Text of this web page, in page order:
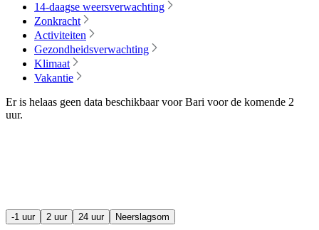
14-daagse weersverwachting
Zonkracht
Activiteiten
Gezondheidsverwachting
Klimaat
Vakantie
Er is helaas geen data beschikbaar voor Bari voor de komende 2
uur.
-1 uur 2 uur 24 uur Neerslagsom